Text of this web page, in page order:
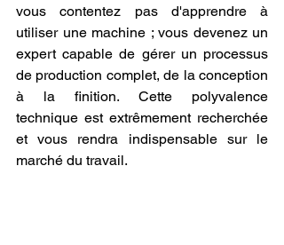
vous contentez pas d'apprendre à
utiliser une machine ; vous devenez un
expert capable de gérer un processus
de production complet, de la conception
à la finition. Cette polyvalence
technique est extrêmement recherchée
et vous rendra indispensable sur le
marché du travail.